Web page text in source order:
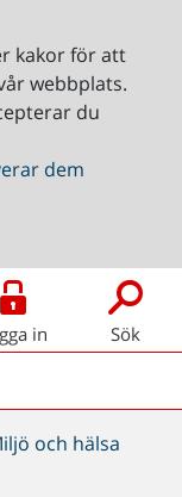
kakor för att
webbplats.
du
dem
in Sök
och hälsa